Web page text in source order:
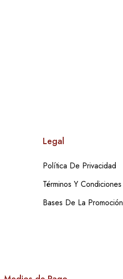
Legal
Política De Privacidad
Términos Y Condiciones
Bases De La